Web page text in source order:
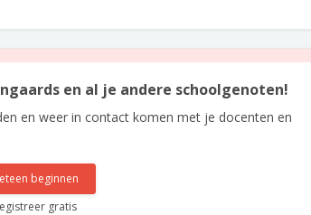
en al je andere schoolgenoten!
en weer in contact komen met je docenten en
beginnen
gratis